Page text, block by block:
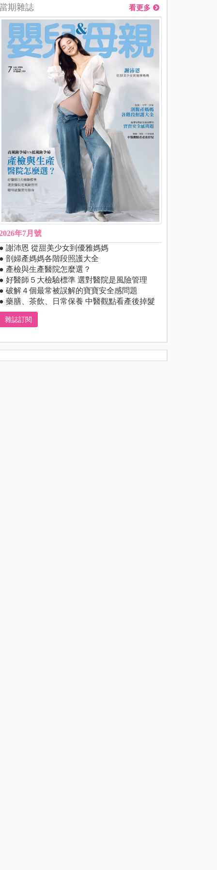
期雜誌 看更多
年7月號
謝沛恩 從甜美少女到優雅媽媽
剖婦產媽媽各階段照護大全
產檢與生產醫院怎麼選？
好醫師５大檢驗標準 選對醫院是風險管理
破解４個最常被誤解的寶寶安全感問題
藥膳、茶飲、日常保養 中醫觀點看產後掉髮
雜誌訂閱